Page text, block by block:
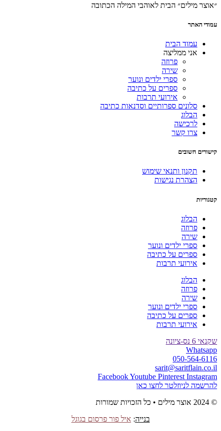
״אוצר מילים״ הבית לאוהבי המילה הכתובה
עמודי האתר
עמוד הבית
אני ממליצה
פרוזה
שירה
ספרי ילדים ונוער
ספרים על כתיבה
אירועי תרבות
סלונים ספרותיים וסדנאות כתיבה
הבלוג
לרכישה
צרו קשר
קישורים חשובים
תקנון ותנאי שימוש
הצהרת נגישות
קטגוריות
הבלוג
פרוזה
שירה
ספרי ילדים ונוער
ספרים על כתיבה
אירועי תרבות
הבלוג
פרוזה
שירה
ספרי ילדים ונוער
ספרים על כתיבה
אירועי תרבות
שקנאי 6 נס-ציונה
Whatsapp
050-564-6116
sarit@saritflain.co.il
FacebookYoutube Pinterest Instagram
להרשמה לניוזלטר לחצו כאן
© 2024 אוצר מילים • כל הזכויות שמורות
בנייה: איל פור פרסום בגוגל